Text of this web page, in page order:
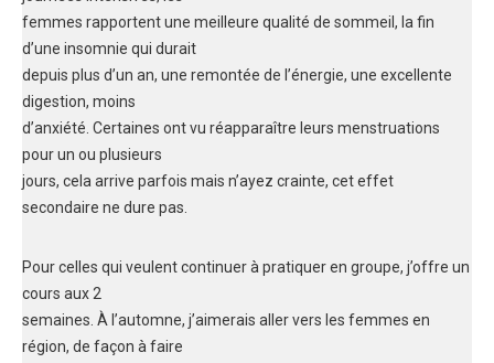
femmes rapportent une meilleure qualité de sommeil, la fin
d’une insomnie qui durait
depuis plus d’un an, une remontée de l’énergie, une excellente
digestion, moins
d’anxiété. Certaines ont vu réapparaître leurs menstruations
pour un ou plusieurs
jours, cela arrive parfois mais n’ayez crainte, cet effet
secondaire ne dure pas.
Pour celles qui veulent continuer à pratiquer en groupe, j’offre un
cours aux 2
semaines. À l’automne, j’aimerais aller vers les femmes en
région, de façon à faire